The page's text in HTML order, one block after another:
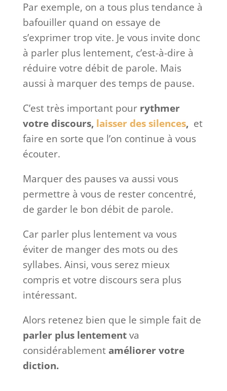
Par exemple, on a tous plus tendance à
bafouiller quand on essaye de
s’exprimer trop vite. Je vous invite donc
à parler plus lentement, c’est-à-dire à
réduire votre débit de parole. Mais
aussi à marquer des temps de pause.
C’est très important pour rythmer
votre discours, laisser des silences, et
faire en sorte que l’on continue à vous
écouter.
Marquer des pauses va aussi vous
permettre à vous de rester concentré,
de garder le bon débit de parole.
Car parler plus lentement va vous
éviter de manger des mots ou des
syllabes. Ainsi, vous serez mieux
compris et votre discours sera plus
intéressant.
Alors retenez bien que le simple fait de
parler plus lentementva
considérablement améliorer votre
diction.